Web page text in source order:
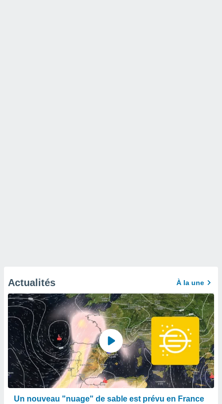
Actualités À la une
Un nouveau "nuage" de sable est prévu en France